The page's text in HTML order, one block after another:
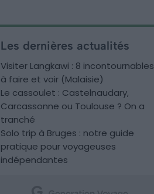
Les dernières actualités
Visiter Langkawi : 8 incontournables
à faire et voir (Malaisie)
Le cassoulet : Castelnaudary,
Carcassonne ou Toulouse ? On a
tranché
Solo trip à Bruges : notre guide
pratique pour voyageuses
indépendantes